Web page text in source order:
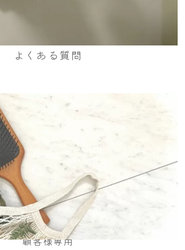
よくある質問
顧客様専用